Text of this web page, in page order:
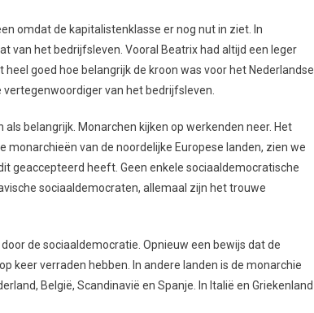
omdat de kapitalistenklasse er nog nut in ziet. In
van het bedrijfsleven. Vooral Beatrix had altijd een leger
goed hoe belangrijk de kroon was voor het Nederlandse
van het bedrijfsleven.
belangrijk. Monarchen kijken op werkenden neer. Het
monarchieën van de noordelijke Europese landen, zien we
geaccepteerd heeft. Geen enkele sociaaldemocratische
sociaaldemocraten, allemaal zijn het trouwe
de sociaaldemocratie. Opnieuw een bewijs dat de
keer verraden hebben. In andere landen is de monarchie
België, Scandinavië en Spanje. In Italië en Griekenland